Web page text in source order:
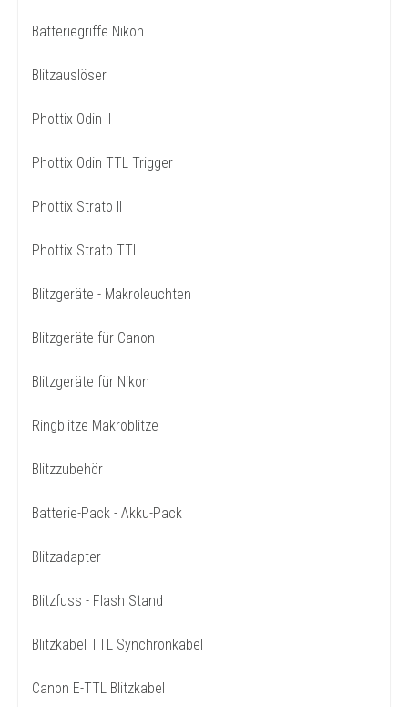
Batteriegriffe Nikon
Blitzauslöser
Phottix Odin II
Phottix Odin TTL Trigger
Phottix Strato II
Phottix Strato TTL
Blitzgeräte - Makroleuchten
Blitzgeräte für Canon
Blitzgeräte für Nikon
Ringblitze Makroblitze
Blitzzubehör
Batterie-Pack - Akku-Pack
Blitzadapter
Blitzfuss - Flash Stand
Blitzkabel TTL Synchronkabel
Canon E-TTL Blitzkabel